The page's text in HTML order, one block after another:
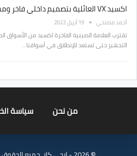
اكسيد VX العائلية بتصميم داخلي فاخر ومستوى راحة مُتقدم
أحمد مصلحي 19 أبريل 2022
تقترب العلامة الصينية الفاخرة اكسيد من الأسواق
التجهيز حتى تستعد للإنطلاق في أسواقنا…
من نحن سياسة